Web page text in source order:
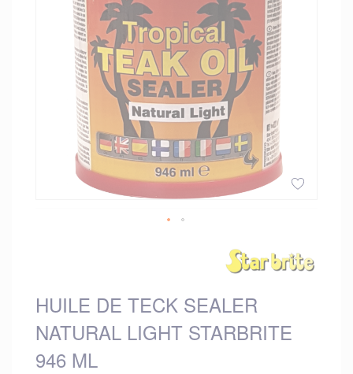
of
the
images
HUILE DE TECK SEALER
NATURAL LIGHT STARBRITE
946 ML